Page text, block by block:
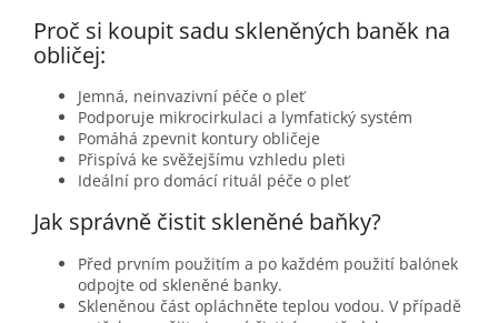
Proč si koupit sadu skleněných baněk na
obličej:
Jemná, neinvazivní péče o pleť
Podporuje mikrocirkulaci a lymfatický systém
Pomáhá zpevnit kontury obličeje
Přispívá ke svěžejšímu vzhledu pleti
Ideální pro domácí rituál péče o pleť
Jak správně čistit skleněné baňky?
Před prvním použitím a po každém použití balónek
odpojte od skleněné banky.
Skleněnou část opláchněte teplou vodou. V případě